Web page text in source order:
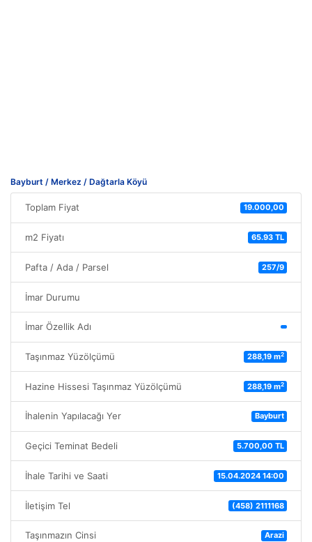
Bayburt / Merkez / Dağtarla Köyü
Toplam Fiyat 19.000,00
m2 Fiyatı 65.93 TL
Pafta / Ada / Parsel 257/9
İmar Durumu
İmar Özellik Adı
Taşınmaz Yüzölçümü 288,19 m2
Hazine Hissesi Taşınmaz Yüzölçümü 288,19 m2
İhalenin Yapılacağı Yer Bayburt
Geçici Teminat Bedeli 5.700,00 TL
İhale Tarihi ve Saati 15.04.2024 14:00
İletişim Tel (458) 2111168
Taşınmazın Cinsi Arazi